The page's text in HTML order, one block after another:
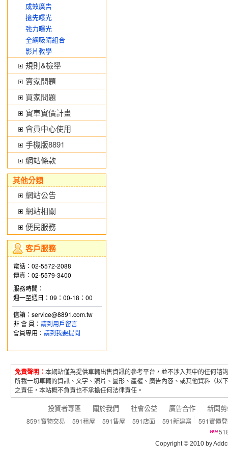
成效廣告
搶先曝光
強力曝光
全網吸睛組合
影片教學
規則&檢舉
賣家問題
買家問題
實車實價計畫
會員中心使用
手機版8891
網站條款
其他分類
網站公告
網站相關
便民服務
客戶服務
電話：02-5572-2088
傳真：02-5579-3400
服務時間：
週一至週日：09：00-18：00
信箱：service@8891.com.tw
非 會 員： 請到用戶留言
會員專用： 請到我要提問
免責聲明： 本網站僅為提供車輛出售資訊的參考平台，並不涉入其中的任何
所載一切車輛的資訊、文字、照片、圖形、產權、廣告內容、或其他資料（
之責任，本站概不負責也不承擔任何法律責任。
投資者專區 關於我們 社會公益 廣告合作 新聞
8591寶物交易 591租屋 591售屋 591店面 591新建案
591實價
Copyright © 2010 by